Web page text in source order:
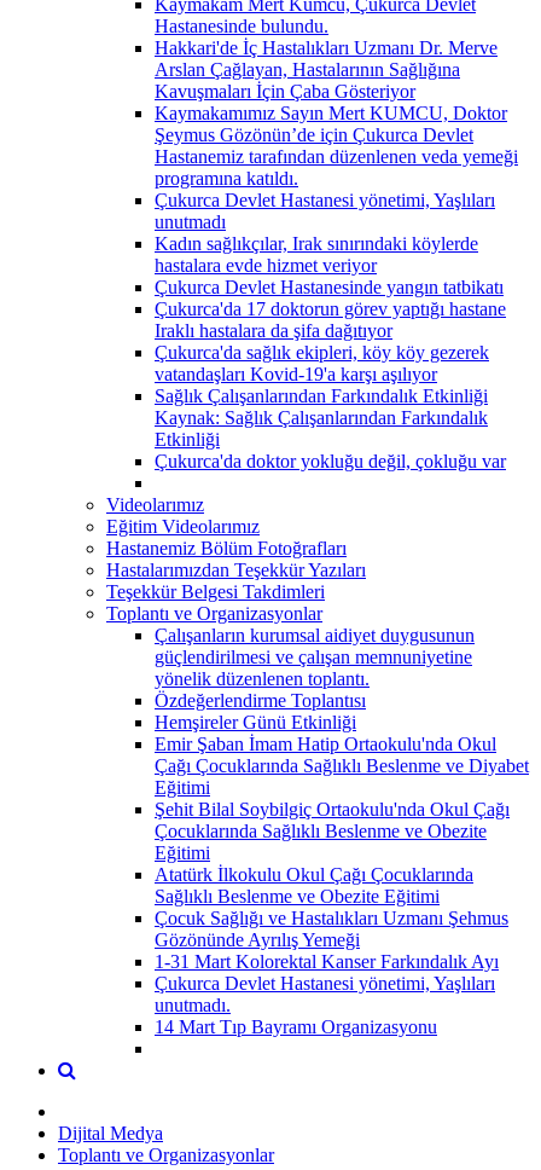
Hastanesinde bulundu.
Hakkari'de İç Hastalıkları Uzmanı Dr. Merve
Arslan Çağlayan, Hastalarının Sağlığına
Kavuşmaları İçin Çaba Gösteriyor
Kaymakamımız Sayın Mert KUMCU, Doktor
Şeymus Gözönün’de için Çukurca Devlet
Hastanemiz tarafından düzenlenen veda yemeği
programına katıldı.
Çukurca Devlet Hastanesi yönetimi, Yaşlıları
unutmadı
Kadın sağlıkçılar, Irak sınırındaki köylerde
hastalara evde hizmet veriyor
Çukurca Devlet Hastanesinde yangın tatbikatı
Çukurca'da 17 doktorun görev yaptığı hastane
Iraklı hastalara da şifa dağıtıyor
Çukurca'da sağlık ekipleri, köy köy gezerek
vatandaşları Kovid-19'a karşı aşılıyor
Sağlık Çalışanlarından Farkındalık Etkinliği
Kaynak: Sağlık Çalışanlarından Farkındalık
Etkinliği
Çukurca'da doktor yokluğu değil, çokluğu var
Videolarımız
Eğitim Videolarımız
Hastanemiz Bölüm Fotoğrafları
Hastalarımızdan Teşekkür Yazıları
Teşekkür Belgesi Takdimleri
Toplantı ve Organizasyonlar
Çalışanların kurumsal aidiyet duygusunun
güçlendirilmesi ve çalışan memnuniyetine
yönelik düzenlenen toplantı.
Özdeğerlendirme Toplantısı
Hemşireler Günü Etkinliği
Emir Şaban İmam Hatip Ortaokulu'nda Okul
Çağı Çocuklarında Sağlıklı Beslenme ve Diyabet
Eğitimi
Şehit Bilal Soybilgiç Ortaokulu'nda Okul Çağı
Çocuklarında Sağlıklı Beslenme ve Obezite
Eğitimi
Atatürk İlkokulu Okul Çağı Çocuklarında
Sağlıklı Beslenme ve Obezite Eğitimi
Çocuk Sağlığı ve Hastalıkları Uzmanı Şehmus
Gözönünde Ayrılış Yemeği
1-31 Mart Kolorektal Kanser Farkındalık Ayı
Çukurca Devlet Hastanesi yönetimi, Yaşlıları
unutmadı.
14 Mart Tıp Bayramı Organizasyonu
Dijital Medya
Toplantı ve Organizasyonlar